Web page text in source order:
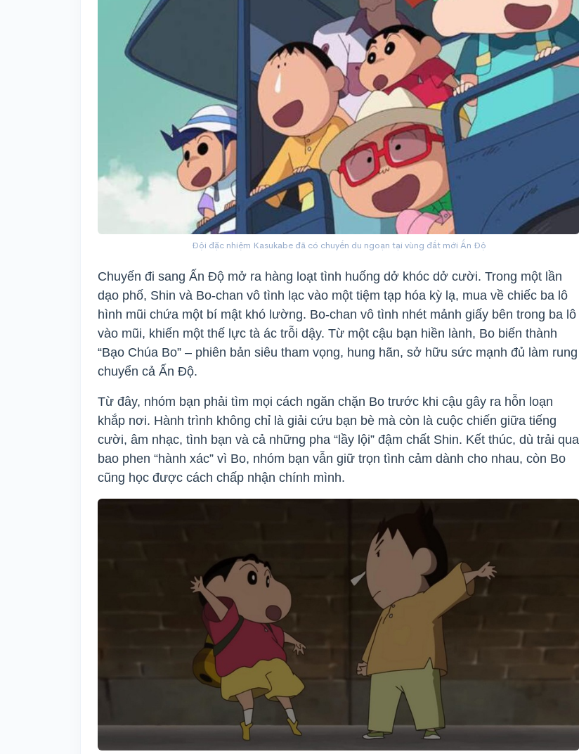
Đội đặc nhiệm Kasukabe đã có chuyến du ngoạn tại vùng đất mới Ấn Độ
Chuyến đi sang Ấn Độ mở ra hàng loạt tình huống dở khóc dở cười. Trong một lần
dạo phố, Shin và Bo-chan vô tình lạc vào một tiệm tạp hóa kỳ lạ, mua về chiếc ba lô
hình mũi chứa một bí mật khó lường. Bo-chan vô tình nhét mảnh giấy bên trong ba lô
vào mũi, khiến một thế lực tà ác trỗi dậy. Từ một cậu bạn hiền lành, Bo biến thành
“Bạo Chúa Bo” – phiên bản siêu tham vọng, hung hãn, sở hữu sức mạnh đủ làm rung
chuyển cả Ấn Độ.
Từ đây, nhóm bạn phải tìm mọi cách ngăn chặn Bo trước khi cậu gây ra hỗn loạn
khắp nơi. Hành trình không chỉ là giải cứu bạn bè mà còn là cuộc chiến giữa tiếng
cười, âm nhạc, tình bạn và cả những pha “lầy lội” đậm chất Shin. Kết thúc, dù trải qua
bao phen “hành xác” vì Bo, nhóm bạn vẫn giữ trọn tình cảm dành cho nhau, còn Bo
cũng học được cách chấp nhận chính mình.